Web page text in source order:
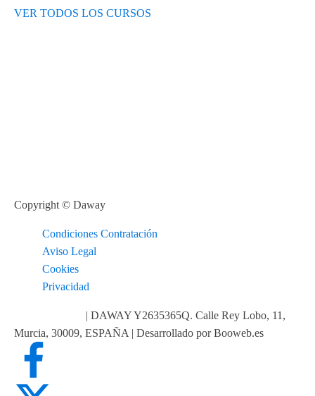
VER TODOS LOS CURSOS
Copyright © Daway
Condiciones Contratación
Aviso Legal
Cookies
Privacidad
| DAWAY Y2635365Q. Calle Rey Lobo, 11,
Murcia, 30009, ESPAÑA | Desarrollado por Booweb.es